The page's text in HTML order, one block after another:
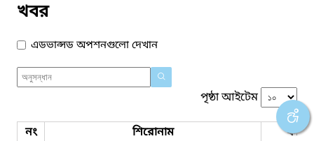
খবর
এডভান্সড অপশনগুলো দেখান
পৃষ্ঠা আইটেম
নং শিরোনাম ফাইল